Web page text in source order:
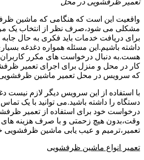
تعمیر ظرفشویی در محل
واقعیت این است که هنگامی که ماشین
مشکلی می شود،صرف نظر از انتخاب یک
برای دریافت خدمات باید فکری به حال
داشته باشیم.این مسئله همواره دغدغه
هست.به دنبال درخواست های مکرر کاربران
کار در محل و منزل برای اجرای تعمیر
که سرویس در محل تعمیر ماشین ظرفشویی
با استفاده از این سرویس دیگر لازم نیست
دستگاه را داشته باشید.می توانید با یک
درخواست خود برای استفاده از تعمیر
وقت،بدون هیچ زحمتی و با صرف هزینه
تعمیر،ترمیم و عیب یابی ماشین ظرفشویی
تعمیر انواع ماشین ظرفشویی